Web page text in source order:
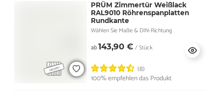
PRÜM Zimmertür Weißlack
RAL9010 Röhrenspanplatten
Rundkante
Wählen Sie Maße & DIN-Richtung
ab143,90 € / Stück
(8)
100% empfehlen das Produkt